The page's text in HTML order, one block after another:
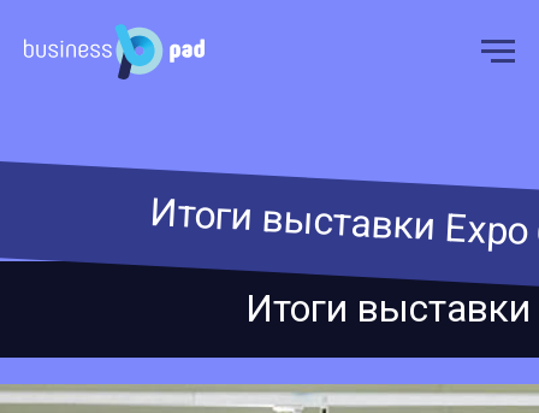
Итоги
Итоги выставки